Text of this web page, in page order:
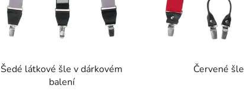
Šedé látkové šle v dárkovém
balení
Červené šle